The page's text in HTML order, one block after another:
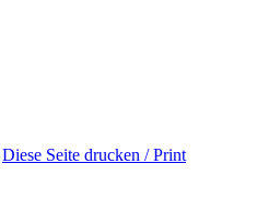
Diese Seite drucken / Print